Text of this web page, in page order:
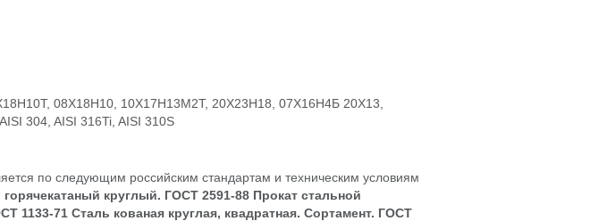
08Х18Н10, 10Х17Н13М2Т, 20Х23Н18, 07Х16Н4Б 20Х13,
304, AISI 316Ti, AISI 310S
по следующим российским стандартам и техническим условиям
круглый. ГОСТ 2591-88 Прокат стальной
1133-71 Сталь кованая круглая, квадратная. Сортамент. ГОСТ